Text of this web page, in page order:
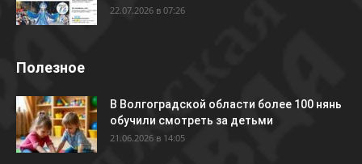
22.07.2026 в 07:26
Полезное
В Волгоградской области более 100 нянь
обучили смотреть за детьми
21.06.2026 в 14:05